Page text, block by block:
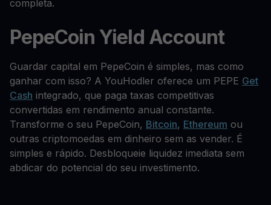
completa.
PepeCoin Yield Account
Guardar capital em PepeCoin é simples, mas como
ganhar com isso? A YouHodler oferece um PEPE Get
Cash integrado, que paga taxas competitivas
convertidas em rendimento anual constante.
Transforme o seu PepeCoin, Bitcoin, Ethereum ou
outras criptomoedas em dinheiro sem as vender. É
simples e rápido. Desbloqueie liquidez imediata sem
abdicar do potencial do seu investimento.